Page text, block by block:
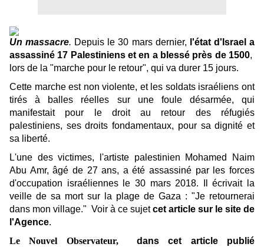
Un massacre. Depuis le 30 mars dernier, l'état d'Israel a
assassiné 17 Palestiniens et en a blessé près de 1500,
lors de la "marche pour le retour", qui va durer 15 jours.
Cette marche est non violente, et les soldats israéliens ont
tirés à balles réelles sur une foule désarmée, qui
manifestait pour le droit au retour des réfugiés
palestiniens, ses droits fondamentaux, pour sa dignité et
sa liberté.
L'une des victimes, l'artiste palestinien Mohamed Naim
Abu Amr, âgé de 27 ans, a été assassiné par les forces
d'occupation israéliennes le 30 mars 2018. Il écrivait la
veille de sa mort sur la plage de Gaza : "Je retournerai
dans mon village." Voir à ce sujetcet article sur le site de
l'Agence.
Le Nouvel Observateur,
dans cet article publié